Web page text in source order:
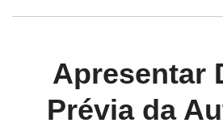
Apresentar
Prévia da